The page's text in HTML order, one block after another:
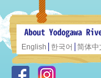
English 한국어 简体中